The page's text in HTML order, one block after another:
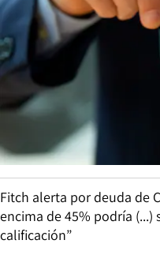
Fitch alerta por deuda de
encima de 45% podría (...)
calificación”